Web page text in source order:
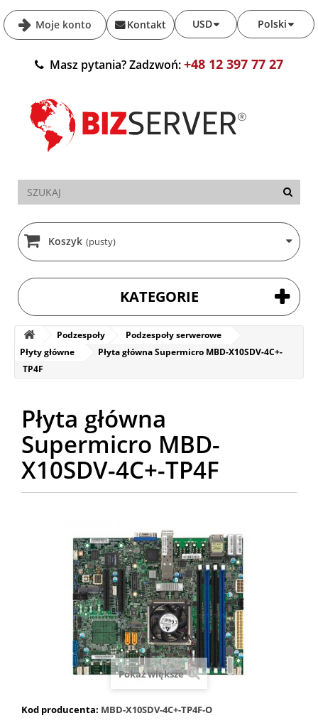
Moje konto Polski
USD
Kontakt
Masz pytania? Zadzwoń:+48 12 397 77 27
Koszyk (pusty)
KATEGORIE
Podzespoły
Podzespoły serwerowe
Płyty główne
Płyta główna Supermicro MBD-X10SDV-4C+-
TP4F
Płyta główna
Supermicro MBD-
X10SDV-4C+-TP4F
Pokaż większe
Kod producenta: MBD-X10SDV-4C+-TP4F-O